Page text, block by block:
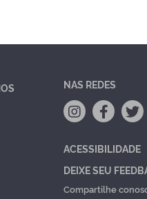
NAS REDES
ACESSIBILIDADE
DEIXE SEU
Compartilhe